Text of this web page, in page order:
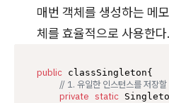
매번 객체를 생성하는 메
체를 효율적으로 사용한다.
public classSingleton{
// 1. 유일한 인스턴스를 저장할
private static